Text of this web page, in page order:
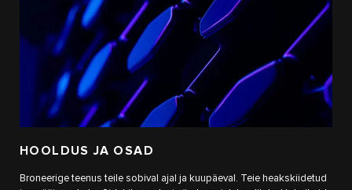
HOOLDUS JA OSAD
Broneerige teenus teile sobival ajal ja kuupäeval. Teie heakskiidetud